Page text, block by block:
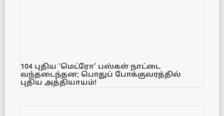
104 புதிய ‘மெட்ரோ’ பஸ்கள் நாட்டை
வந்தடைந்தன; பொதுப் போக்குவரத்தில்
புதிய அத்தியாயம்!